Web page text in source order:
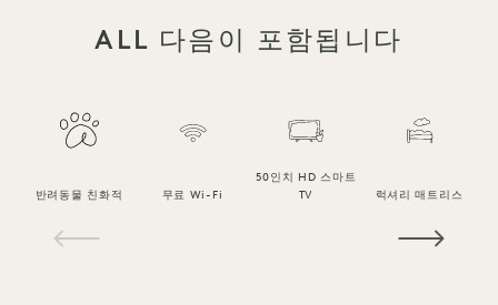
ALL 다음이 포함됩니다
반려동물 친화적 무료 Wi-Fi
50인치 HD 스마트
TV
럭셔리 매트리스